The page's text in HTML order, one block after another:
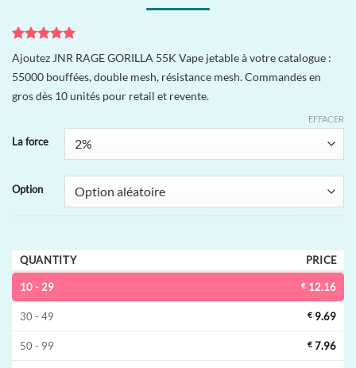
Noté
sur
5 basé sur
5
notations
Ajoutez JNR RAGE GORILLA 55K Vape jetable à votre catalogue :
55000 bouffées, double mesh, résistance mesh. Commandes en
gros dès 10 unités pour retail et revente.
La force
Option
EFFACER
QUANTITY PRICE
10 - 29 € 12.16
30 - 49 € 9.69
50 - 99 € 7.96